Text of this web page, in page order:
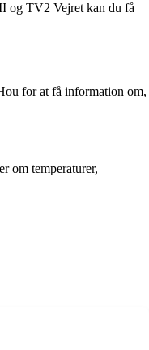
og TV2 Vejret kan du få
for at få information om,
om temperaturer,